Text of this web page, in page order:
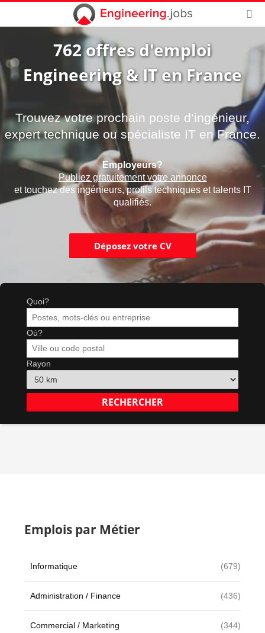
762 offres d'emploi
Engineering & IT en France
Trouvez votre prochain poste d’ingénieur,
expert technique ou spécialiste IT en France.
Employeurs?
Publiez gratuitement votre annonce
et touchez des ingénieurs, profils techniques et talents IT
qualifiés.
Déposez votre CV
Quoi?
Où?
Rayon
Emplois par Métier
Informatique (679)
Administration / Finance (436)
Commercial / Marketing (344)